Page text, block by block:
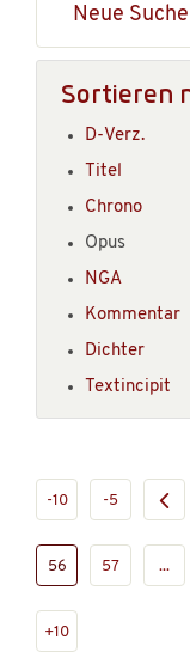
Neue Suche
Sortieren
D-Verz.
Titel
Chrono
Opus
NGA
Kommentar
Dichter
Textincipit
-10 -5
56 57 ...
+10